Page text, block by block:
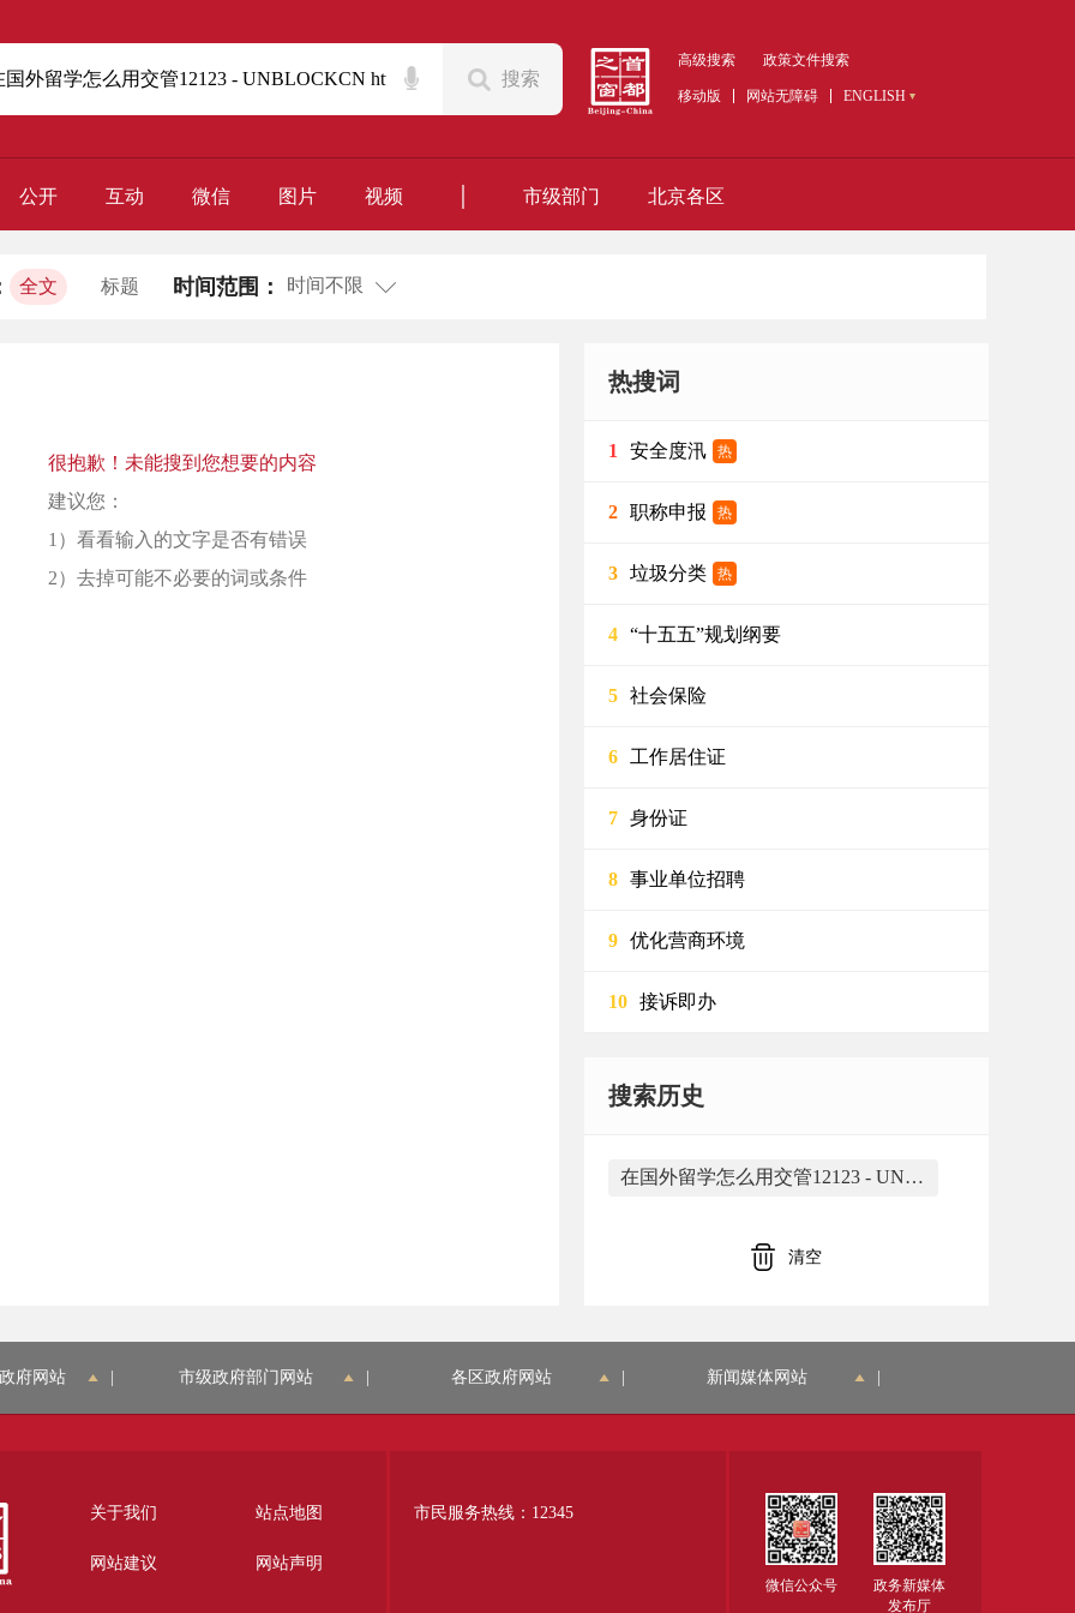
搜索
高级搜索 政策文件搜索
移动版 网站无障碍 ENGLISH
公开 互动 微信 图片 视频 市级部门 北京各区
全文 标题 时间范围： 时间不限
很抱歉！未能搜到您想要的内容
建议您：
1）看看输入的文字是否有错误
2）去掉可能不必要的词或条件
热搜词
1 安全度汛 热
2 职称申报 热
3 垃圾分类 热
4 “十五五”规划纲要
5 社会保险
6 工作居住证
7 身份证
8 事业单位招聘
9 优化营商环境
10 接诉即办
搜索历史
在国外留学怎么用交管12123 - UNBLOCKCN https://www.unblockcn.mobi/在国外留学怎么用交管12123_2026.html 是由合肥市蜀山区大香蕉网络应用工作室开发
清空
府网站 市级政府部门网站 各区政府网站 新闻媒体网站
关于我们 站点地图
网站建议 网站声明
市民服务热线：12345
微信公众号
政务新媒体
发布厅